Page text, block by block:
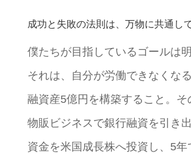
成功と失敗の法則は、万物に共通し
僕たちが目指しているゴールは明
それは、自分が労働できなくな
融資産5億円を構築すること。そ
物販ビジネスで銀行融資を引き
資金を米国成長株へ投資し、5年